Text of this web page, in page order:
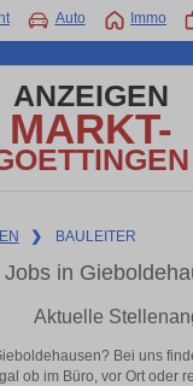
Auto Immo
ANZEIGEN
MARKT-
❯ BAULEITER
in
Aktuelle
Bei uns
ob im Büro, vor Ort